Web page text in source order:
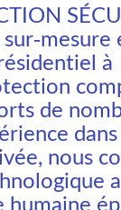
mesure
à
de
nous
humaine